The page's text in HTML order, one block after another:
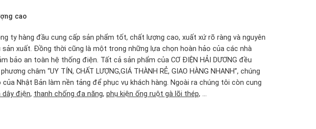
cao
ty hàng đầu cung cấp sản phẩm tốt, chất lượng cao, xuất xứ rõ ràng và nguyên
xuất. Đồng thời cũng là một trong những lựa chọn hoàn hảo của các nhà
bảo an toàn hệ thống điện. Tất cả sản phẩm của CƠ ĐIỆN HẢI DƯƠNG đều
châm “UY TÍN, CHẤT LƯỢNG,GIÁ THÀNH RẺ, GIAO HÀNG NHANH”, chúng
Nhật Bản làm nền tảng để phục vụ khách hàng. Ngoài ra chúng tôi còn cung
dây điện, thanh chống đa năng, phụ kiện ống ruột gà lõi thép, …